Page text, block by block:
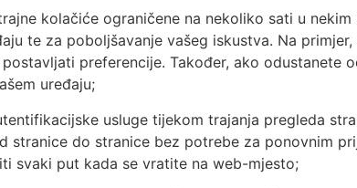
kolačiće ograničene na nekoliko sati u
te za poboljšavanje vašeg iskustva. Na
preferencije. Također, ako odustanete
uređaju;
usluge tijekom trajanja pregleda
stranice do stranice bez potrebe za ponovnim
svaki put kada se vratite na web-mjesto;